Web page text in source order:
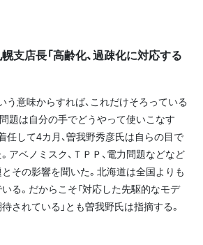
支店長「高齢化、過疎化に対応する
う意味からすれば、これだけそろっている
題は自分の手でどうやって使いこなす
任して4カ月、曽我野秀彦氏は自らの目で
アベノミスク、ＴＰＰ、電力問題などなど
その影響を聞いた。北海道は全国よりも
る。だからこそ「対応した先駆的なモデ
されている」とも曽我野氏は指摘する。